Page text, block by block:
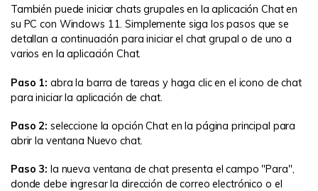
También puede iniciar chats grupales en la aplicación Chat en
su PC con Windows 11. Simplemente siga los pasos que se
detallan a continuación para iniciar el chat grupal o de uno a
varios en la aplicación Chat.
Paso 1: abra la barra de tareas y haga clic en el icono de chat
para iniciar la aplicación de chat.
Paso 2: seleccione la opción Chat en la página principal para
abrir la ventana Nuevo chat.
Paso 3: la nueva ventana de chat presenta el campo "Para",
donde debe ingresar la dirección de correo electrónico o el